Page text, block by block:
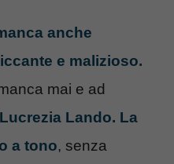
anche
e malizioso.
mai e ad
Lando. La
a tono, senza